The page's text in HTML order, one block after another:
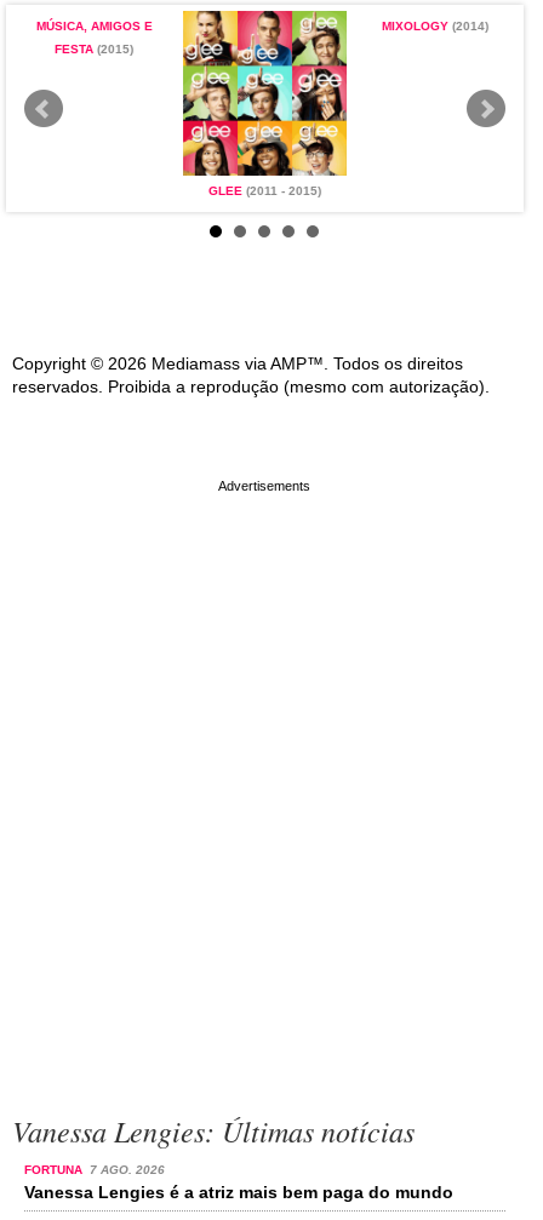
MÚSICA, AMIGOS E
FESTA (2015)
GLEE(2011 - 2015)
MIXOLOGY (2014)
Copyright © 2026 Mediamass via AMP™. Todos os direitos
reservados. Proibida a reprodução (mesmo com autorização).
Vanessa Lengies: Últimas notícias
FORTUNA 7 AGO. 2026
Vanessa Lengies é a atriz mais bem paga do mundo